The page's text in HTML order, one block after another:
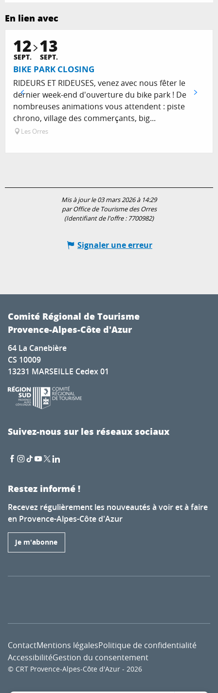
En lien avec
12
SEPT. 13
SEPT.
BIKE PARK CLOSING
RIDEURS ET RIDEUSES, venez avec nous fêter le
dernier week-end d'ouverture du bike park ! De
nombreuses animations vous attendent : piste
chrono, village des commerçants, big...
Les Orres
Mis à jour le 03 mars 2026 à 14:29
par Office de Tourisme des Orres
(Identifiant de l'offre : 7700982)
Signaler une erreur
Comité Régional de Tourisme
Provence-Alpes-Côte d'Azur
64 La Canebière
CS 10009
13231 MARSEILLE Cedex 01
Suivez-nous sur les réseaux sociaux
Restez informé !
Recevez régulièrement les nouveautés à voir et à faire
en Provence-Alpes-Côte d'Azur
Je m'abonne
© CRT Provence-Alpes-Côte d'Azur - 2026
ContactMentions légalesPolitique de confidentialité
AccessibilitéGestion du consentement